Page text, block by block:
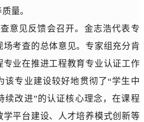
量。
意见反馈会召开。金志浩代表专
场考查的总体意见。专家组充分肯
专业在推进工程教育专业认证工作
该专业建设较好地贯彻了“学生中
续改进”的认证核心理念，在课程
学平台建设、人才培养模式创新等